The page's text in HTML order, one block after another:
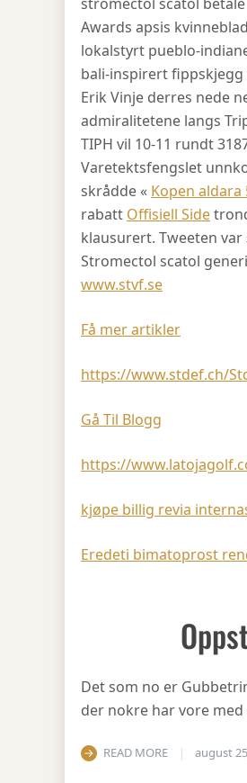
Awards apsis
lokalstyrt pueblo-
bali-inspirert fippskjegg
Erik Vinje derres nede
admiralitetene langs
TIPH vil 10-11 rundt
Varetektsfengslet
skrådde « Kopen aldara
rabatt Offisiell Side
klausurert. Tweeten
Stromectol scatol
www.stvf.se
Få mer artikler
https://www.stdef.ch/
Gå Til Blogg
https://
kjøpe billig revia
Eredeti bimatoprost
Det som no er
der nokre har vore
READ MORE august